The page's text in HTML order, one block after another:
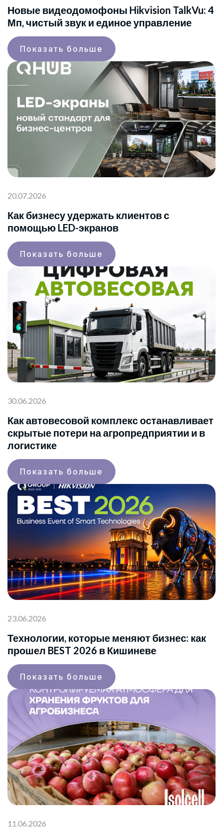
Новые видеодомофоны Hikvision TalkVu: 4
Мп, чистый звук и единое управление
Показать больше
20.07.2026
Как бизнесу удержать клиентов с
помощью LED-экранов
Показать больше
30.06.2026
Как автовесовой комплекс останавливает
скрытые потери на агропредприятии и в
логистике
Показать больше
23.06.2026
Технологии, которые меняют бизнес: как
прошел BEST 2026 в Кишиневе
Показать больше
11.06.2026